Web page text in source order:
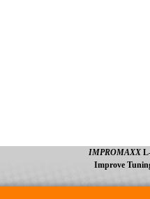
IMPROMAXX
Improve